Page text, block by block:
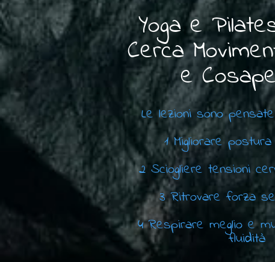
Yoga e
Cerca
e
Le lezioni sono
1 Migliorare
2 Sciogliere tensioni
3 Ritrovare forza
4 Respirare meglio e
fluidità